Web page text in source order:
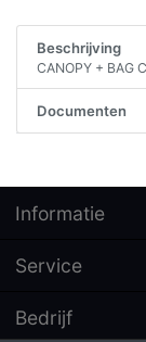
Beschrijving
CANOPY + BAG
Documenten
Informatie
Service
Bedrijf